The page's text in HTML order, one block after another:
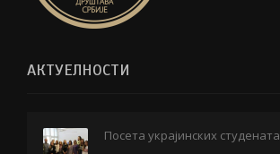
АКТУЕЛНОСТИ
Посета украјинских студената